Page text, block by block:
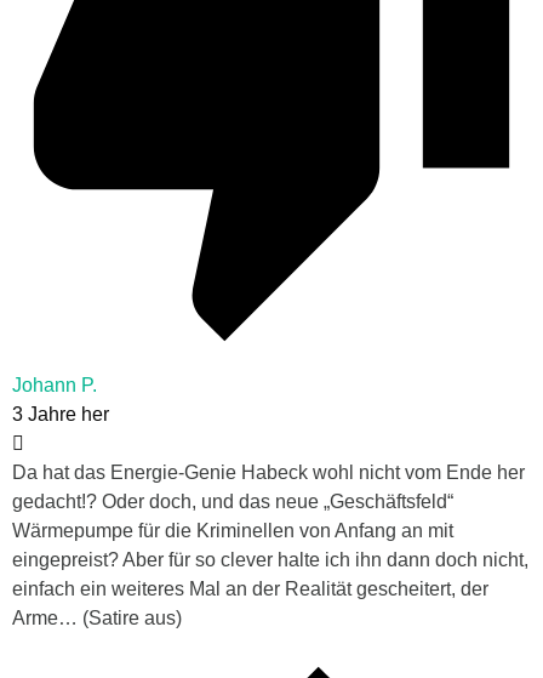
Johann P.
3 Jahre her
Da hat das Energie-Genie Habeck wohl nicht vom Ende her
gedacht!? Oder doch, und das neue „Geschäftsfeld“
Wärmepumpe für die Kriminellen von Anfang an mit
eingepreist? Aber für so clever halte ich ihn dann doch nicht,
einfach ein weiteres Mal an der Realität gescheitert, der
Arme… (Satire aus)